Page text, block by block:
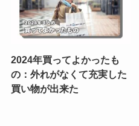
2024年買ってよかったも
の：外れがなくて充実した
買い物が出来た